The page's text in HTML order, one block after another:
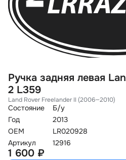
Ручка задняя левая
2 L359
Land Rover Freelander II (2006—2010)
Состояние
Б/у
Год
2013
OEM
LR020928
Артикул
12916
1 600 ₽